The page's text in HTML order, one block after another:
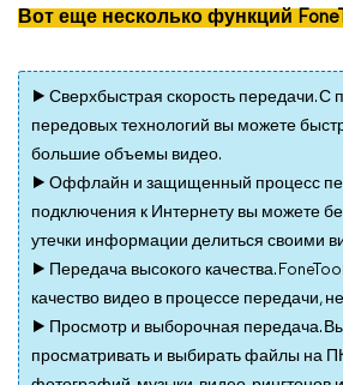
Вот еще несколько функций
▶ Сверхбыстрая скорость передачи. С
передовых технологий вы можете
большие объемы видео.
▶ Оффлайн и защищенный процесс
подключения к Интернету вы можете
утечки информации делиться своими
▶ Передача высокого качества.
качество видео в процессе передачи,
▶ Просмотр и выборочная передача.
просматривать и выбирать файлы на